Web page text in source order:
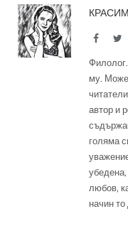
му. Може
автор и
голяма
любов,
начин